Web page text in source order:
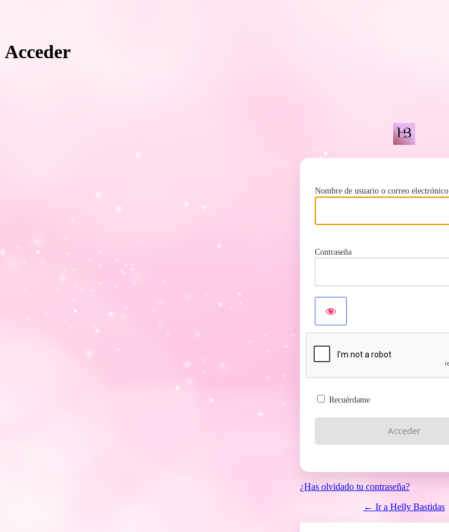
Acceder
Nombre de usuario o correo electrónico
Contraseña
Recuérdame
¿Has olvidado tu contraseña?
← Ir a Helly Bastidas